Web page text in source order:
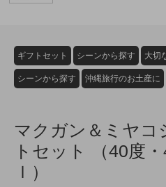
ギフトセット シーンから探す 大切
シーンから探す 沖縄旅行のお土産に
マクガン＆ミヤコ
トセット （40度
ｌ）